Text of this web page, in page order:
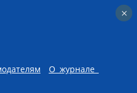
О журнале
×
×